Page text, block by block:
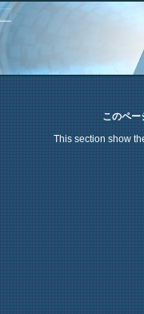
このペー
This section show